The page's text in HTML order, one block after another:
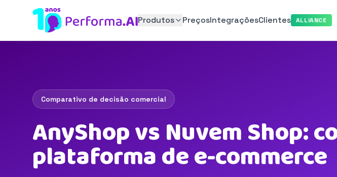
Produtos PreçosIntegraçõesClientes ALLIANCE
Comparativo de decisão comercial
AnyShop vs Nuvem Shop:
plataforma de e-commerce